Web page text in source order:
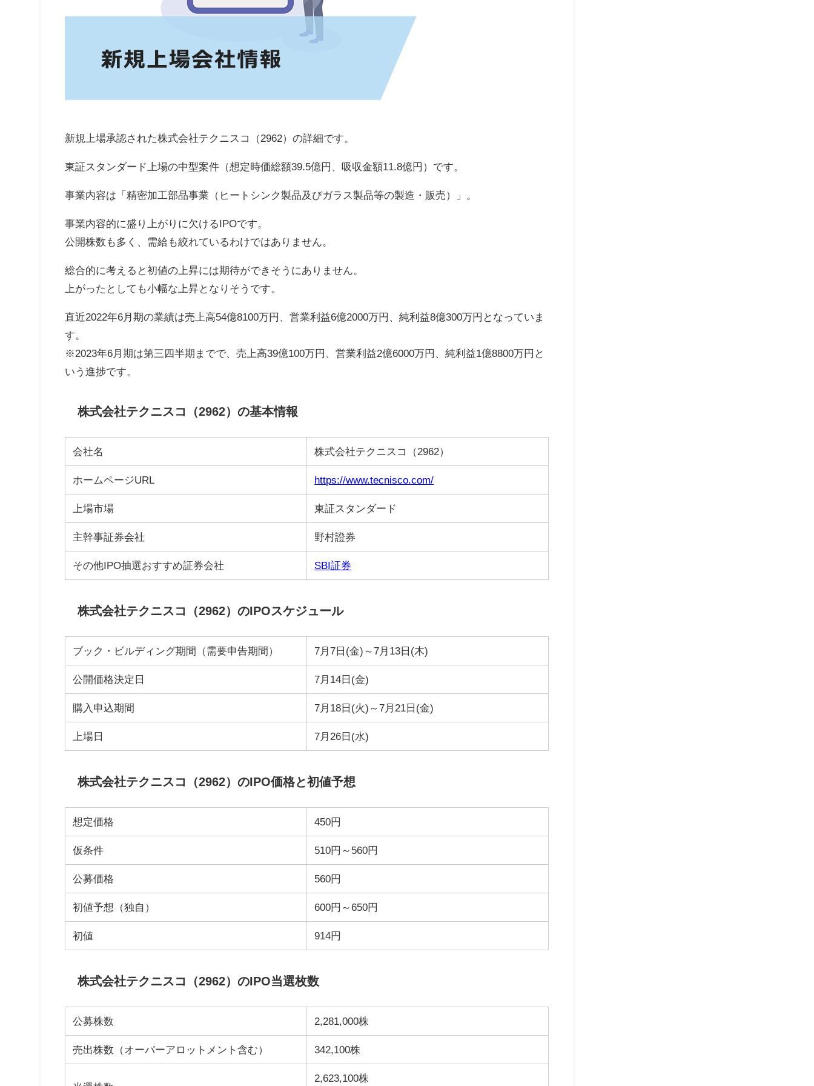
新規上場承認された株式会社テクニスコ（2962）の詳細です。
東証スタンダード上場の中型案件（想定時価総額39.5億円、吸収金額11.8億円）です。
事業内容は「精密加工部品事業（ヒートシンク製品及びガラス製品等の製造・販売）」。
事業内容的に盛り上がりに欠けるIPOです。
公開株数も多く、需給も絞れているわけではありません。
総合的に考えると初値の上昇には期待ができそうにありません。
上がったとしても小幅な上昇となりそうです。
直近2022年6月期の業績は売上高54億8100万円、営業利益6億2000万円、純利益8億300万円となっていま
す。
※2023年6月期は第三四半期までで、売上高39億100万円、営業利益2億6000万円、純利益1億8800万円と
いう進捗です。
株式会社テクニスコ（2962）の基本情報
会社名 株式会社テクニスコ（2962）
ホームページURL https://www.tecnisco.com/
上場市場 東証スタンダード
主幹事証券会社 野村證券
その他IPO抽選おすすめ証券会社 SBI証券
株式会社テクニスコ（2962）のIPOスケジュール
ブック・ビルディング期間（需要申告期間） 7月7日(金)～7月13日(木)
公開価格決定日 7月14日(金)
購入申込期間 7月18日(火)～7月21日(金)
上場日 7月26日(水)
株式会社テクニスコ（2962）のIPO価格と初値予想
想定価格 450円
仮条件 510円～560円
公募価格 560円
初値予想（独自） 600円～650円
初値 914円
株式会社テクニスコ（2962）のIPO当選枚数
公募株数 2,281,000株
売出株数（オーバーアロットメント含む） 342,100株
2,623,100株